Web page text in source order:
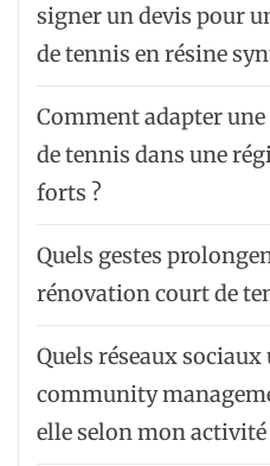
signer un devis pour
de tennis en résine
Comment adapter
de tennis dans une
forts ?
Quels gestes
rénovation court de
Quels réseaux sociaux
community
elle selon mon activité